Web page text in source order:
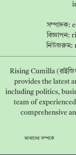
সম্পাদক:
বিজ্ঞাপন:
নিউজরুম:
Rising Cumilla
provides the latest
including politics,
team of
comprehensive
আমাদের সম্পর্কে